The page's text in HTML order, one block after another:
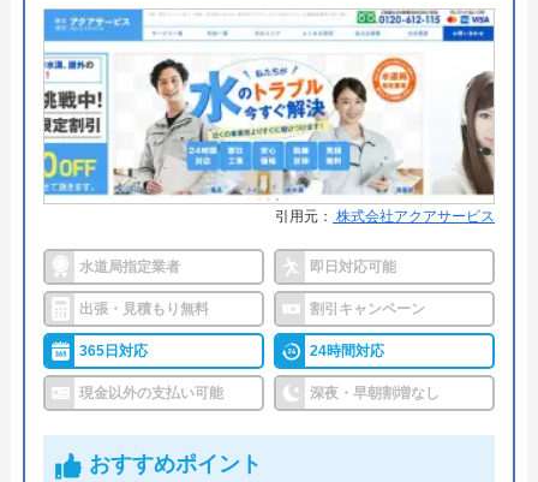
対応エリア 全国
●出張見積もり 出張費2,000円
●支払い方法
現金、クレジットカード、銀行振
込
●累計実績 ―
●保証・保険 ―
詳細は公式HPでご確認ください
タバタ水道がおすすめの理由
タバタ水道は一般家庭、お店、会社、官公庁等を対
象に水回りに関するサービスを提供している業者で
す。水回りトラブルの修理やリフォーム、給湯器交
換などの作業を依頼できます。対応エリアは埼玉
引用元： 株式会社アクアサービス
水道局指定業者 即日対応可能
出張・見積もり無料 割引キャンペーン
365日対応 24時間対応
現金以外の支払い可能 深夜・早朝割増なし
おすすめポイント